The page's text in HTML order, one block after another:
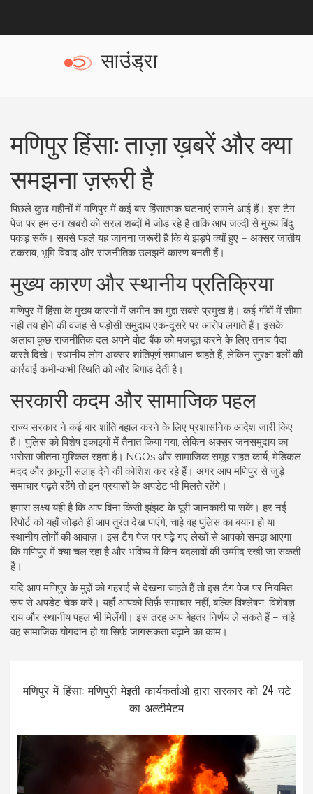
मणिपुर हिंसा: ताज़ा ख़बरें और क्या
समझना ज़रूरी है
पिछले कुछ महीनों में मणिपुर में कई बार हिंसात्मक घटनाएं सामने आई हैं। इस टैग
पेज पर हम उन खबरों को सरल शब्दों में जोड़ रहे हैं ताकि आप जल्दी से मुख्य बिंदु
पकड़ सकें। सबसे पहले यह जानना जरूरी है कि ये झड़पे क्यों हुए – अक्सर जातीय
टकराव, भूमि विवाद और राजनीतिक उलझनें कारण बनती हैं।
मुख्य कारण और स्थानीय प्रतिक्रिया
मणिपुर में हिंसा के मुख्य कारणों में जमीन का मुद्दा सबसे प्रमुख है। कई गाँवों में सीमा
नहीं तय होने की वजह से पड़ोसी समुदाय एक‑दूसरे पर आरोप लगाते हैं। इसके
अलावा कुछ राजनीतिक दल अपने वोट बैंक को मजबूत करने के लिए तनाव पैदा
करते दिखे। स्थानीय लोग अक्सर शांतिपूर्ण समाधान चाहते हैं, लेकिन सुरक्षा बलों की
कार्रवाई कभी‑कभी स्थिति को और बिगाड़ देती है।
सरकारी कदम और सामाजिक पहल
राज्य सरकार ने कई बार शांति बहाल करने के लिए प्रशासनिक आदेश जारी किए
हैं। पुलिस को विशेष इकाइयों में तैनात किया गया, लेकिन अक्सर जनसमुदाय का
भरोसा जीतना मुश्किल रहता है। NGOs और सामाजिक समूह राहत कार्य, मेडिकल
मदद और क़ानूनी सलाह देने की कोशिश कर रहे हैं। अगर आप मणिपुर से जुड़े
समाचार पढ़ते रहेंगे तो इन प्रयासों के अपडेट भी मिलते रहेंगे।
हमारा लक्ष्य यही है कि आप बिना किसी झंझट के पूरी जानकारी पा सकें। हर नई
रिपोर्ट को यहाँ जोड़ते ही आप तुरंत देख पाएंगे, चाहे वह पुलिस का बयान हो या
स्थानीय लोगों की आवाज़। इस टैग पेज पर पढ़े गए लेखों से आपको समझ आएगा
कि मणिपुर में क्या चल रहा है और भविष्य में किन बदलावों की उम्मीद रखी जा सकती
है।
यदि आप मणिपुर के मुद्दों को गहराई से देखना चाहते हैं तो इस टैग पेज पर नियमित
रूप से अपडेट चेक करें। यहाँ आपको सिर्फ़ समाचार नहीं, बल्कि विश्लेषण, विशेषज्ञ
राय और स्थानीय पहल भी मिलेंगी। इस तरह आप बेहतर निर्णय ले सकते हैं – चाहे
वह सामाजिक योगदान हो या सिर्फ़ जागरूकता बढ़ाने का काम।
मणिपुर में हिंसा: मणिपुरी मेइती कार्यकर्ताओं द्वारा सरकार को 24 घंटे
का अल्टीमेटम